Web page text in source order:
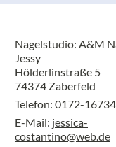
Nagelstudio: A&M
Jessy
Hölderlinstraße 5
74374 Zaberfeld
Telefon: 0172-
E-Mail: jessica-
costantino@web.de